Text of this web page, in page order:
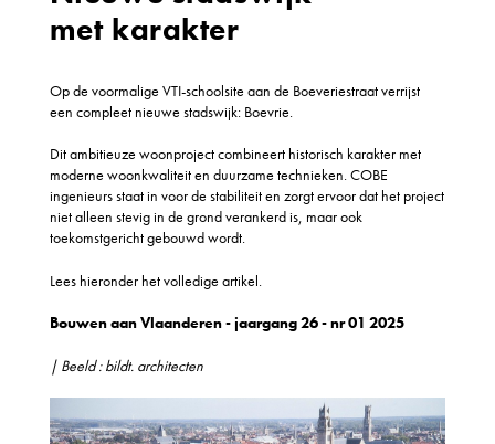
met karakter
Op de voormalige VTI-schoolsite aan de Boeveriestraat verrijst
een compleet nieuwe stadswijk: Boevrie.
Dit ambitieuze woonproject combineert historisch karakter met
moderne woonkwaliteit en duurzame technieken. COBE
ingenieurs staat in voor de stabiliteit en zorgt ervoor dat het project
niet alleen stevig in de grond verankerd is, maar ook
toekomstgericht gebouwd wordt.
Lees hieronder het volledige artikel.
Bouwen aan Vlaanderen - jaargang 26 - nr 01 2025
| Beeld : bildt. architecten